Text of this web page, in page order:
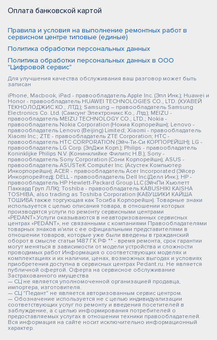
Оплата банковской картой
Правила и условия на выполнение ремонтных работ в
сервисном центре типовые (единые)
Политика обработки персональных данных
Политика обработки персональных данных в ООО
"Цифровой сервис"
Для улучшения качества обслуживания ваш разговор может быть
записан
iPhone, Macbook, iPad - правообладатель Apple Inc. (Эпл Инк.); Huawei и
Honor - правообладатель HUAWEI TECHNOLOGIES CO., LTD. (ХУАВЕЙ
ТЕКНОЛОДЖИС КО., ЛТД.); Samsung – правообладатель Samsung
Electronics Co. Ltd. (Самсунг Электроникс Ко., Лтд.); MEIZU -
правообладатель MEIZU TECHNOLOGY CO., LTD.; Nokia -
правообладатель Nokia Corporation (Нокиа Корпорейшн); Lenovo -
правообладатель Lenovo (Beijing) Limited; Xiaomi - правообладатель
Xiaomi Inc.; ZTE - правообладатель ZTE Corporation; HTC -
правообладатель HTC CORPORATION (Эйч-Ти-Си КОРПОРЕЙШН); LG -
правообладатель LG Corp. (ЭлДжи Корп.); Philips - правообладатель
Koninklijke Philips N.V. (Конинклийке Филипс Н.В.); Sony -
правообладатель Sony Corporation (Сони Корпорейшн); ASUS -
правообладатель ASUSTeK Computer Inc. (Асустек Компьютер
Инкорпорейшн); ACER - правообладатель Acer Incorporated (Эйсер
Инкорпорейтед); DELL - правообладатель Dell Inc.(Делл Инк.); HP -
правообладатель HP Hewlett-Packard Group LLC (ЭйчПи Хьюлетт
Паккард Груп ЛЛК); Toshiba - правообладатель KABUSHIKI KAISHA
TOSHIBA, also trading as Toshiba Corporation (КАБУШИКИ КАЙША
ТОШИБА также торгующая как Тосиба Корпорейшн). Товарные знаки
используется с целью описания товара, в отношении которых
производятся услуги по ремонту сервисными центрами
«PEDANT».Услуги оказываются в неавторизованных сервисных
центрах «PEDANT», не связанными с компаниями Правообладателями
товарных знаков и/или с ее официальными представителями в
отношении товаров, которые уже были введены в гражданский
оборот в смысле статьи 1487 ГК РФ ** - время ремонта, срок гарантии
могут меняться в зависимости от модели устройства и сложности
проводимых работ Информация о соответствующих моделях и
комплектациях и их наличии, ценах, возможных выгодах и условиях
приобретения доступна в сервисных центрах Pedant.ru. Не является
публичной офертой. Оферта на сервисное обслуживание
Застрахованного имущества
— СЦ не является уполномоченной организацией продавца,
импортера, изготовителя.
— СЦ "Педант" не является авторизованным сервис центром.
— Обозначение используется не с целью индивидуализации
соответствующих услуг по ремонту и введения посетителей в
заблуждение, а с целью информирования потребителей о
предоставляемых услугах в отношении техники правообладателей.
Вся информация на сайте носит исключительно информационный
характер.